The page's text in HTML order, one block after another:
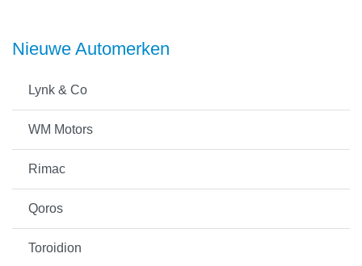
Nieuwe Automerken
Lynk & Co
WM Motors
Rimac
Qoros
Toroidion